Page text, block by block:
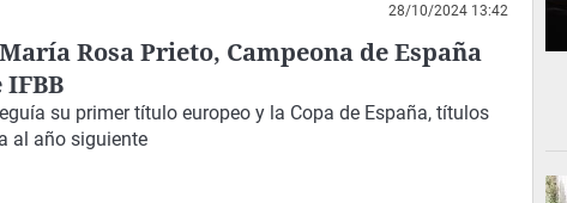
28/10/2024 13:42
Rosa Prieto, Campeona de España
su primer título europeo y la Copa de España, títulos
al año siguiente